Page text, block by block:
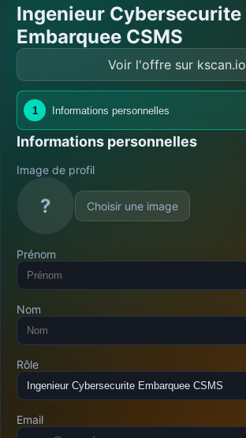
Ingenieur Cybersecurite
Embarquee CSMS
Voir l'offre sur kscan.io
1 Informations personnelles
Informations personnelles
Image de profil
? Choisir une image
Prénom
Nom
Rôle
Email